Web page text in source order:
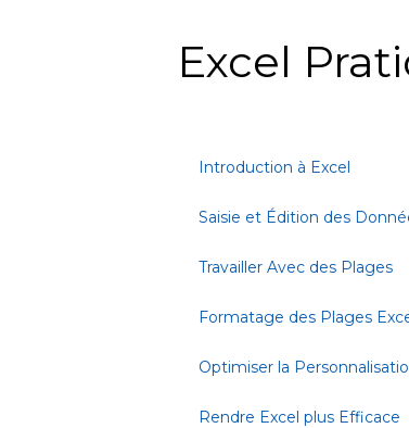
Excel
Introduction à Excel
Saisie et Édition des
Travailler Avec des Plages
Formatage des Plages
Optimiser la
Rendre Excel plus Efficace